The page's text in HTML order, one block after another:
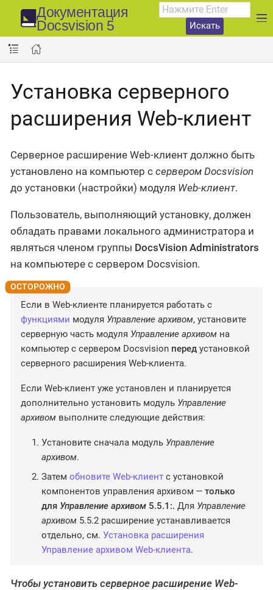
Документация
Docsvision 5
Искать
Установка серверного
расширения Web-клиент
Серверное расширение Web-клиент должно быть
установлено на компьютер с сервером Docsvision
до установки (настройки) модуля Web-клиент.
Пользователь, выполняющий установку, должен
обладать правами локального администратора и
являться членом группы DocsVision Administrators
на компьютере с сервером Docsvision.
Если в Web-клиенте планируется работать с
функциями модуля Управление архивом, установите
серверную часть модуля Управление архивом на
компьютер с сервером Docsvision перед установкой
серверного расширения Web-клиента.
Если Web-клиент уже установлен и планируется
дополнительно установить модуль Управление
архивом выполните следующие действия:
Установите сначала модуль Управление
архивом.
Затем обновите Web-клиент с установкой
компонентов управления архивом — только
для Управление архивом 5.5.1:. Для Управление
архивом 5.5.2 расширение устанавливается
отдельно, см. Установка расширения
Управление архивом Web-клиента.
Чтобы установить серверное расширение Web-